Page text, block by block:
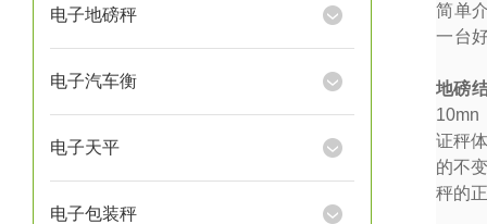
电子地磅秤
电子汽车衡
电子天平
电子包装秤
简单
一台
地磅
10mn
证秤
的不
秤的